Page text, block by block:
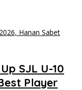
SJL U-10
Player